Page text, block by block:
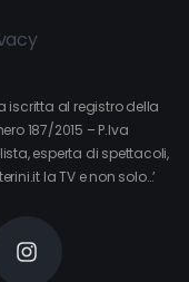
iscritta al registro della
187/2015 – P.Iva
esperta di spettacoli,
la TV e non solo…’